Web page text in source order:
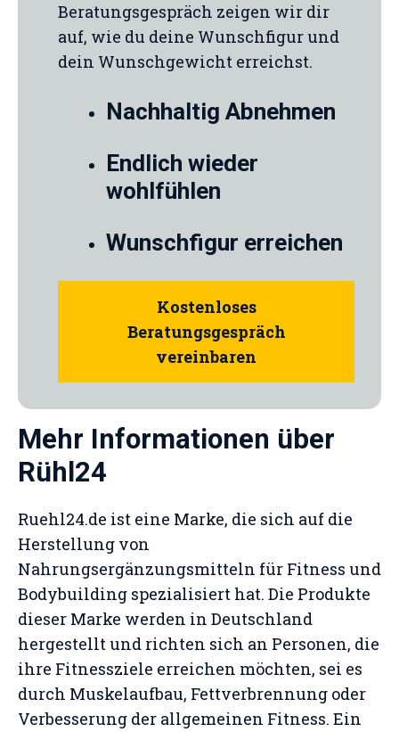
Beratungsgespräch zeigen wir dir
auf, wie du deine Wunschfigur und
dein Wunschgewicht erreichst.
Nachhaltig Abnehmen
Endlich wieder
wohlfühlen
Wunschfigur erreichen
Kostenloses
Beratungsgespräch
vereinbaren
Mehr Informationen über
Rühl24
Ruehl24.de ist eine Marke, die sich auf die
Herstellung von
Nahrungsergänzungsmitteln für Fitness und
Bodybuilding spezialisiert hat. Die Produkte
dieser Marke werden in Deutschland
hergestellt und richten sich an Personen, die
ihre Fitnessziele erreichen möchten, sei es
durch Muskelaufbau, Fettverbrennung oder
Verbesserung der allgemeinen Fitness. Ein